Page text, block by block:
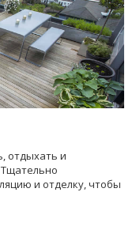
отдыхать и
и отделку, чтобы